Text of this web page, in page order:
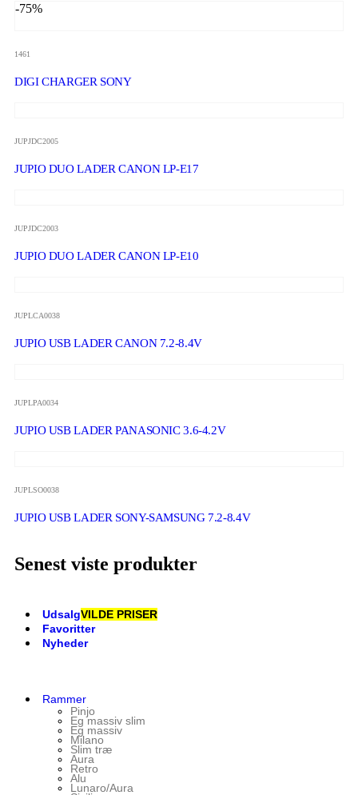
-75%
1461
DIGI CHARGER SONY
JUPJDC2005
JUPIO DUO LADER CANON LP-E17
JUPJDC2003
JUPIO DUO LADER CANON LP-E10
JUPLCA0038
JUPIO USB LADER CANON 7.2-8.4V
JUPLPA0034
JUPIO USB LADER PANASONIC 3.6-4.2V
JUPLSO0038
JUPIO USB LADER SONY-SAMSUNG 7.2-8.4V
Senest viste produkter
UdsalgVILDE PRISER
Favoritter
Nyheder
Rammer
Pinjo
Eg massiv slim
Eg massiv
Milano
Slim træ
Aura
Retro
Alu
Lunaro/Aura